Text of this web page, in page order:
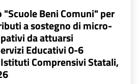
Beni Comuni" per
a sostegno di micro-
da attuarsi
Educativi 0-6
Comprensivi Statali,